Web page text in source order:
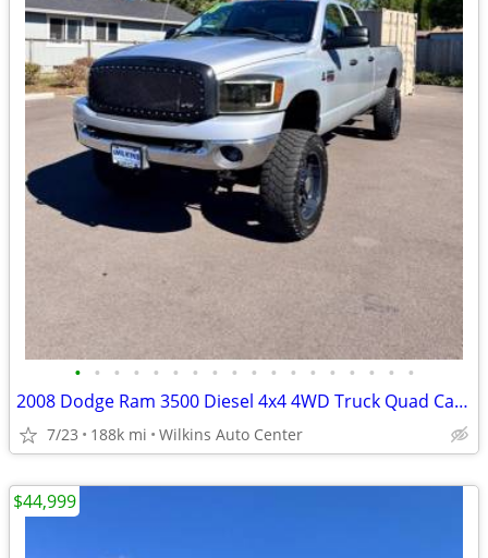
• • • • • • • • • • • • • • • • • •
2008 Dodge Ram 3500 Diesel 4x4 4WD Truck Quad Cab 160.5 SLT Crew Pickup
7/23 188k mi Wilkins Auto Center
$44,999